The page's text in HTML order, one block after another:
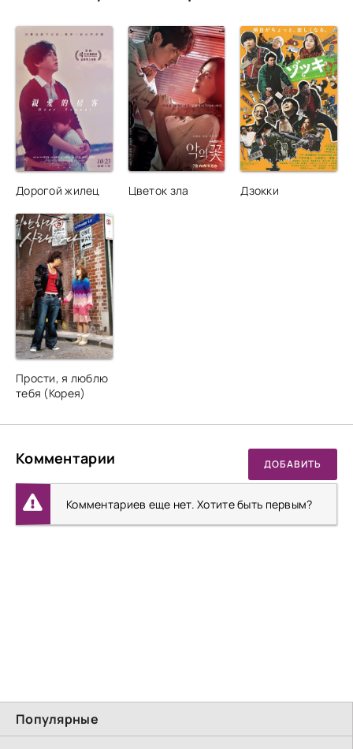
Популярные
Дорогой жилец Цветок зла Дзокки
Прости, я люблю
тебя (Корея)
Комментарии ДОБАВИТЬ
Комментариев еще нет. Хотите быть первым?